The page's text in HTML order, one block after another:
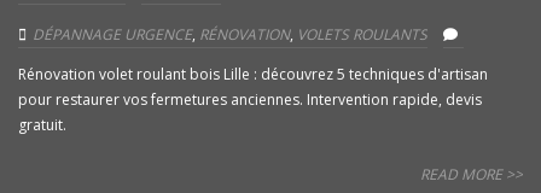
DÉPANNAGE URGENCE, RÉNOVATION, VOLETS ROULANTS
Rénovation volet roulant bois Lille : découvrez 5 techniques d'artisan
pour restaurer vos fermetures anciennes. Intervention rapide, devis
gratuit.
READ MORE >>